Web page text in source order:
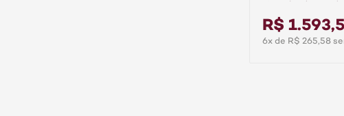
R$
6x de R$ 265,58